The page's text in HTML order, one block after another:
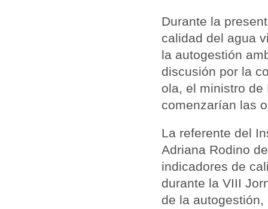
Durante la
calidad del agua
la autogestión
discusión por la
ola, el ministro de
comenzarían las
La referente del
Adriana Rodino
indicadores de
durante la VIII
de la